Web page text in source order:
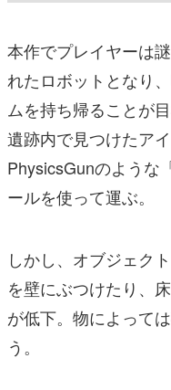
本作でプレイヤーは
れたロボットとなり
ムを持ち帰ることが
遺跡内で見つけたア
PhysicsGunのような
ールを使って運ぶ。
しかし、オブジェク
を壁にぶつけたり、
が低下。物によって
う。